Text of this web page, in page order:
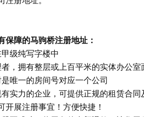
保障的马驹桥注册地址：
级纯写字楼中
者，拥有整层或上百平米的实体办公室
唯一的房间号对应一个公司
有实力的企业，可提供正规的租赁合
开展注册事宜！方便快捷！